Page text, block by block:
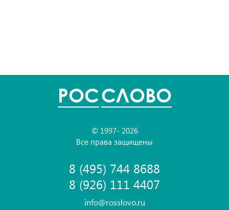
POCСЛОВО
© 1997- 2026
Все права защищены
8 (495) 744 8688
8 (926) 111 4407
info@rosslovo.ru